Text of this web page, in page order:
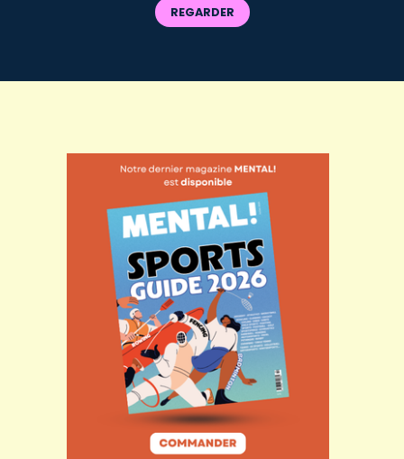
REGARDER